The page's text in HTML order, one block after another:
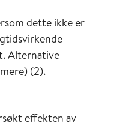
dette ikke er
Alternative
(2).
effekten av